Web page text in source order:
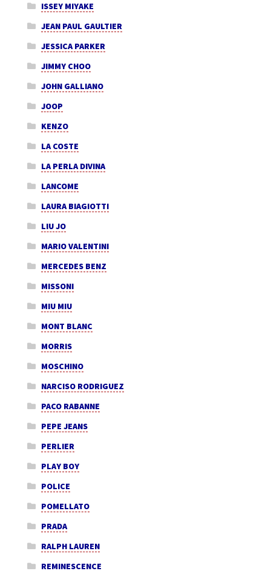
ISSEY MIYAKE
JEAN PAUL GAULTIER
JESSICA PARKER
JIMMY CHOO
JOHN GALLIANO
JOOP
KENZO
LA COSTE
LA PERLA DIVINA
LANCOME
LAURA BIAGIOTTI
LIU JO
MARIO VALENTINI
MERCEDES BENZ
MISSONI
MIU MIU
MONT BLANC
MORRIS
MOSCHINO
NARCISO RODRIGUEZ
PACO RABANNE
PEPE JEANS
PERLIER
PLAY BOY
POLICE
POMELLATO
PRADA
RALPH LAUREN
REMINESCENCE